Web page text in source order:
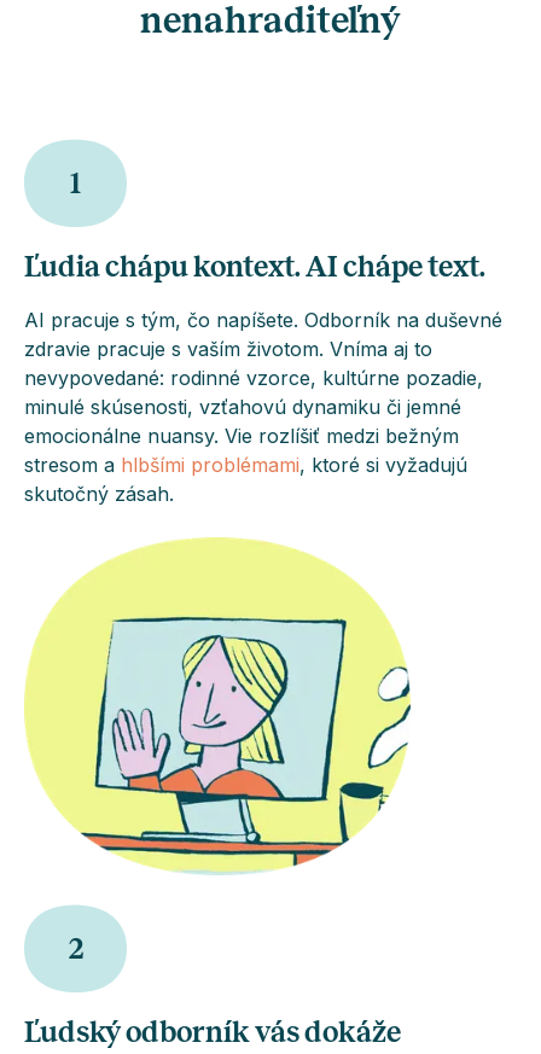
nenahraditeľný
1
Ľudia chápu kontext. AI chápe text.
AI pracuje s tým, čo napíšete. Odborník na duševné
zdravie pracuje s vaším životom. Vníma aj to
nevypovedané: rodinné vzorce, kultúrne pozadie,
minulé skúsenosti, vzťahovú dynamiku či jemné
emocionálne nuansy. Vie rozlíšiť medzi bežným
stresom a hlbšími problémami, ktoré si vyžadujú
skutočný zásah.
2
Ľudský odborník vás dokáže